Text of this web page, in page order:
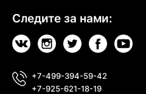
Следите за нами:
+7-499-394-59-42
+7-925-621-18-19